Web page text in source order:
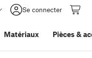
Se connecter
Matériaux Pièces &